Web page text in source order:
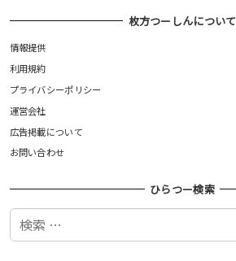
枚方つーしんについて
情報提供
利用規約
プライバシーポリシー
運営会社
広告掲載について
お問い合わせ
ひらつー検索
検